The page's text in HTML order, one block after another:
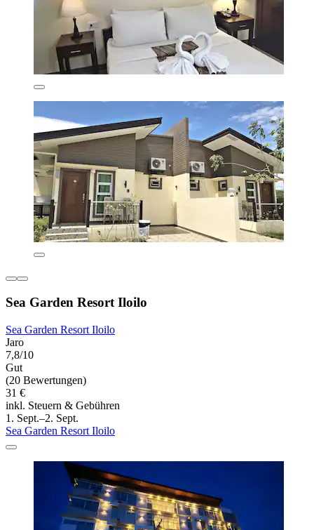
Sea Garden Resort Iloilo
Sea Garden Resort Iloilo
Jaro
7,8/10
Gut
(20 Bewertungen)
31 €
inkl. Steuern & Gebühren
1. Sept.–2. Sept.
Sea Garden Resort Iloilo